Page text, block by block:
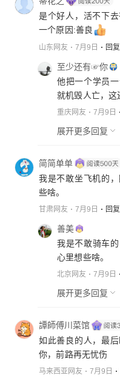
是个好人，活不下
一个原因:善良
山东网友 7月9日 回复
至少还有☞你
他把一个学员
就机毁人亡，这
重庆网友 7月9日
展开更多回复
简简单单
我是不敢坐飞机的
些啥。
甘肃网友 7月9日 回复
善美
我是不敢骑车
心里想些啥。
北京网友 7月9日
展开更多回复
譚師傅川菜馆
如此善良的人，最
你，前路再无忧伤
马来西亚网友 7月9日